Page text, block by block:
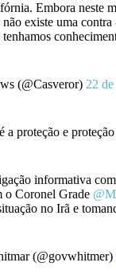
Embora neste
existe uma contra
(@Casveror) 22
a proteção e
informativa
o Coronel Grade
no Irã e
(@govwhitmer)